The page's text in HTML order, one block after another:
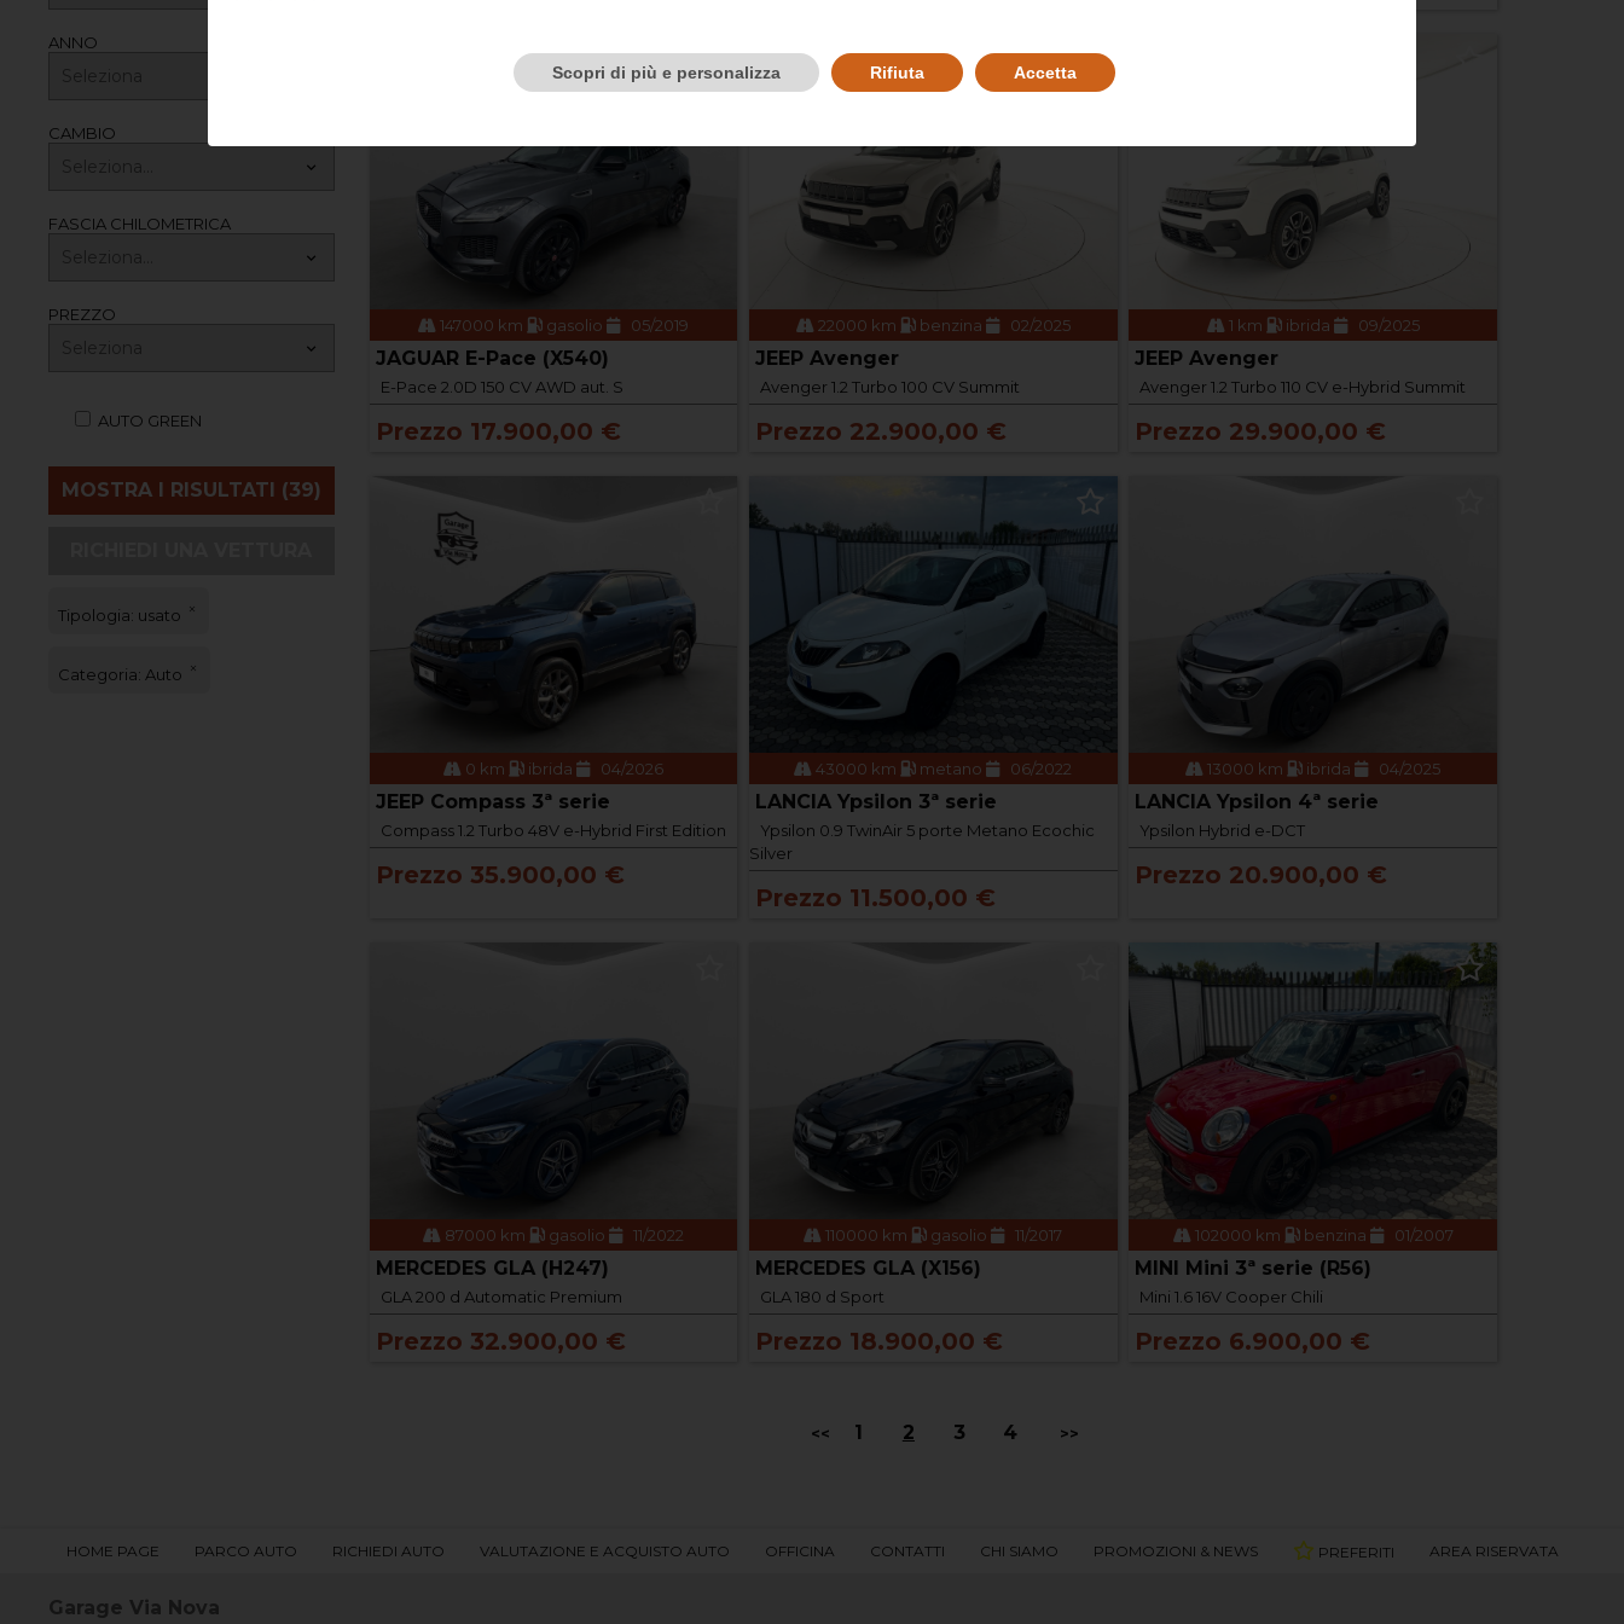
ANNO
CAMBIO
FASCIA CHILOMETRICA
PREZZO
AUTO GREEN
Tipologia: usato
Categoria: Auto
147000 km gasolio 05/2019
JAGUAR E-Pace (X540)
E-Pace 2.0D 150 CV AWD aut. S
Prezzo 17.900,00 €
22000 km benzina 02/2025
JEEP Avenger
Avenger 1.2 Turbo 100 CV Summit
Prezzo 22.900,00 €
1 km ibrida 09/2025
JEEP Avenger
Avenger 1.2 Turbo 110 CV e-Hybrid Summit
Prezzo 29.900,00 €
0 km ibrida 04/2026
JEEP Compass 3ª serie
Compass 1.2 Turbo 48V e-Hybrid First Edition
Prezzo 35.900,00 €
43000 km metano 06/2022
LANCIA Ypsilon 3ª serie
Ypsilon 0.9 TwinAir 5 porte Metano Ecochic
Silver
Prezzo 11.500,00 €
13000 km ibrida 04/2025
LANCIA Ypsilon 4ª serie
Ypsilon Hybrid e-DCT
Prezzo 20.900,00 €
87000 km gasolio 11/2022
MERCEDES GLA (H247)
GLA 200 d Automatic Premium
Prezzo 32.900,00 €
110000 km gasolio 11/2017
MERCEDES GLA (X156)
GLA 180 d Sport
Prezzo 18.900,00 €
102000 km benzina 01/2007
MINI Mini 3ª serie (R56)
Mini 1.6 16V Cooper Chili
Prezzo 6.900,00 €
<< 1 2 3 4 >>
HOME PAGE PARCO AUTO RICHIEDI AUTO VALUTAZIONE E ACQUISTO AUTO OFFICINA CONTATTI CHI SIAMO PROMOZIONI & NEWS PREFERITI AREA RISERVATA
Garage Via Nova
Scopri di più e personalizza Rifiuta Accetta